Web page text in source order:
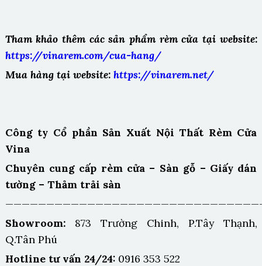
Tham khảo thêm các sản phẩm rèm cửa tại website:
https://vinarem.com/cua-hang/
Mua hàng tại website: https://vinarem.net/
Công ty Cổ phần Sản Xuất Nội Thất Rèm Cửa
Vina
Chuyên cung cấp rèm cửa – Sàn gỗ – Giấy dán
tường – Thảm trải sàn
Showroom: 873 Trường Chinh, P.Tây Thạnh,
Q.Tân Phú
Hotline tư vấn 24/24: 0916 353 522